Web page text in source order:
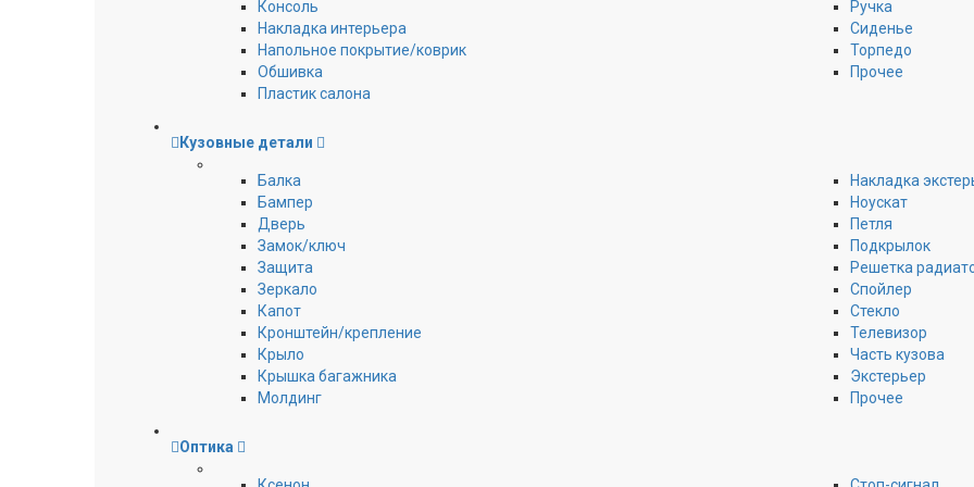
Консоль
Накладка интерьера
Напольное покрытие/коврик
Обшивка
Пластик салона
Ручка
Сиденье
Торпедо
Прочее
Кузовные детали
Балка
Бампер
Дверь
Замок/ключ
Защита
Зеркало
Капот
Кронштейн/крепление
Крыло
Крышка багажника
Молдинг
Накладка
Ноускат
Петля
Подкрылок
Решетка
Спойлер
Стекло
Телевизор
Часть кузова
Экстерьер
Прочее
Оптика